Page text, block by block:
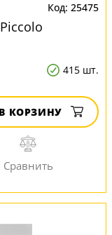
25475
415 шт.
В КОРЗИНУ